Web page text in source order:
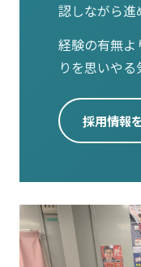
認しながら進
経験の有無よ
りを思いやる
採用情報